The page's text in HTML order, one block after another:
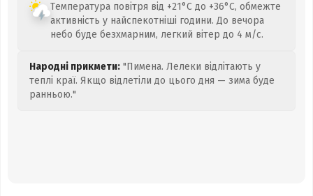
Температура повітря від +21°C до +36°C, обмежте
активність у найспекотніші години. До вечора
небо буде безхмарним, легкий вітер до 4 м/с.
Народні прикмети: "Пимена. Лелеки відлітають у
теплі краї. Якщо відлетіли до цього дня — зима буде
ранньою."